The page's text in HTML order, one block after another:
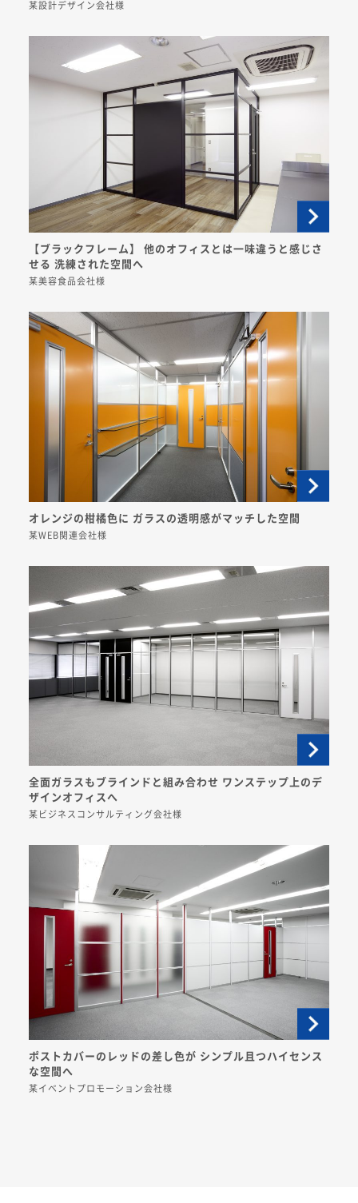
某設計デザイン会社様
【ブラックフレーム】 他のオフィスとは一味違うと感じさ
せる 洗練された空間へ
某美容食品会社様
オレンジの柑橘色に ガラスの透明感がマッチした空間
某WEB関連会社様
全面ガラスもブラインドと組み合わせ ワンステップ上のデ
ザインオフィスへ
某ビジネスコンサルティング会社様
ポストカバーのレッドの差し色が シンプル且つハイセンス
な空間へ
某イベントプロモーション会社様